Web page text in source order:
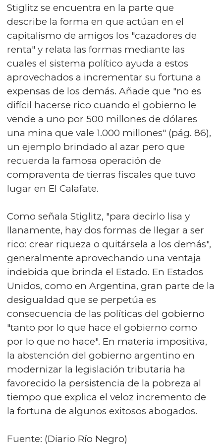
Stiglitz se encuentra en la parte que
describe la forma en que actúan en el
capitalismo de amigos los "cazadores de
renta" y relata las formas mediante las
cuales el sistema político ayuda a estos
aprovechados a incrementar su fortuna a
expensas de los demás. Añade que "no es
difícil hacerse rico cuando el gobierno le
vende a uno por 500 millones de dólares
una mina que vale 1.000 millones" (pág. 86),
un ejemplo brindado al azar pero que
recuerda la famosa operación de
compraventa de tierras fiscales que tuvo
lugar en El Calafate.
Como señala Stiglitz, "para decirlo lisa y
llanamente, hay dos formas de llegar a ser
rico: crear riqueza o quitársela a los demás",
generalmente aprovechando una ventaja
indebida que brinda el Estado. En Estados
Unidos, como en Argentina, gran parte de la
desigualdad que se perpetúa es
consecuencia de las políticas del gobierno
"tanto por lo que hace el gobierno como
por lo que no hace". En materia impositiva,
la abstención del gobierno argentino en
modernizar la legislación tributaria ha
favorecido la persistencia de la pobreza al
tiempo que explica el veloz incremento de
la fortuna de algunos exitosos abogados.
Fuente: (Diario Río Negro)